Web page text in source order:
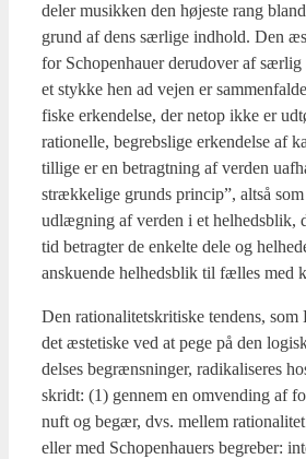
de­ler musik­ken den høje­ste rang
grund af dens sær­li­ge ind­hold. Den
for Scho­pen­hau­er der­u­d­over af sær­lig
et styk­ke hen ad vej­en er
fi­ske erken­del­se, der net­op ikke er
ratio­nel­le, begrebs­li­ge erken­del­se af
til­li­ge er en betragt­ning af ver­den
stræk­ke­li­ge grunds prin­cip”, alt­så
udlæg­ning af ver­den i et hel­heds­blik,
tid betrag­ter de enkel­te dele og
ansku­en­de hel­heds­blik til fæl­les med
Den ratio­na­li­tetskri­ti­ske ten­dens, som
det æste­ti­ske ved at pege på den
del­ses begræns­nin­ger, radi­ka­li­se­res
skridt: (1) gen­nem en omven­ding af
nuft og begær, dvs. mel­lem
eller med Scho­pen­hau­ers begre­ber: